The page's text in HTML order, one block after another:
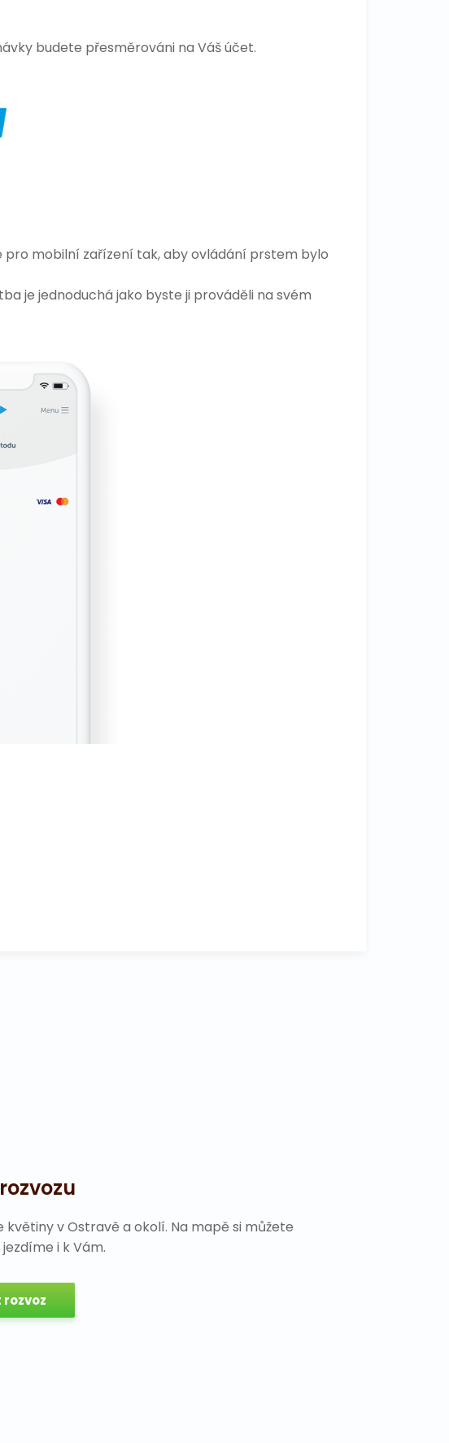
budete přesměrováni na Váš účet.
mobilní zařízení tak, aby ovládání prstem bylo
je jednoduchá jako byste ji prováděli na svém
květiny v Ostravě a okolí. Na mapě si můžete
i k Vám.
rozvoz